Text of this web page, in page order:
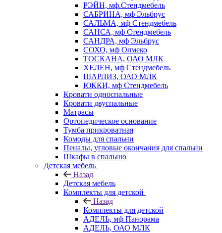
РЭЙН, мф.Стендмебель
САБРИНА, мф Эльбрус
САЛЬМА, мф Стендмебель
САНСА, мф Стендмебель
САНДРА, мф Эльбрус
СОХО, мф Олмеко
ТОСКАНА, ОАО МЛК
ХЕЛЕН, мф Стендмебель
ШАРЛИЗ, ОАО МЛК
ЮККИ, мф Стендмебель
Кровати односпальные
Кровати двуспальные
Матрасы
Ортопедическое основание
Тумба прикроватная
Комоды для спальни
Пеналы, угловые окончания для спальни
Шкафы в спальню
Детская мебель
Назад
Детская мебель
Комплекты для детской
Назад
Комплекты для детской
АДЕЛЬ, мф Панорама
АДЕЛЬ, ОАО МЛК